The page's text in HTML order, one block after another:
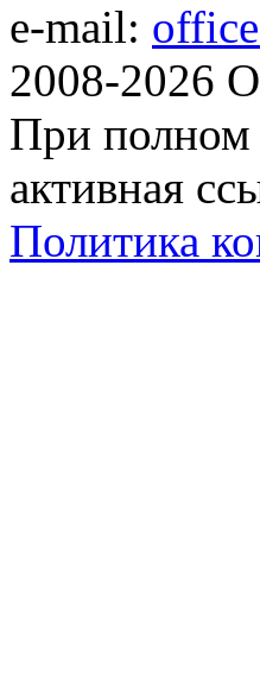
e-mail:
2008-2026
При полном
активная
Политика